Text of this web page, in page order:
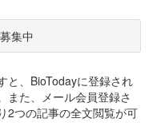
集中
と、BioTodayに登録され
また、メール会員登録さ
2つの記事の全文閲覧が可